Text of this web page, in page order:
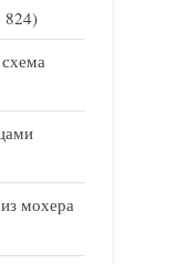
824)
мохера